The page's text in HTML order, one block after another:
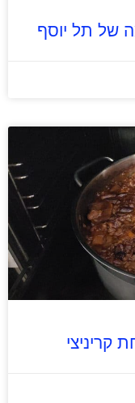
של תל יוסף
קריניצי